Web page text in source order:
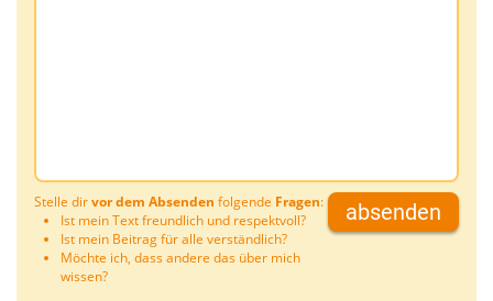
Stelle dirvor dem Absenden folgende Fragen:
Ist mein Text freundlich und respektvoll?
Ist mein Beitrag für alle verständlich?
Möchte ich, dass andere das über mich
wissen?
absenden